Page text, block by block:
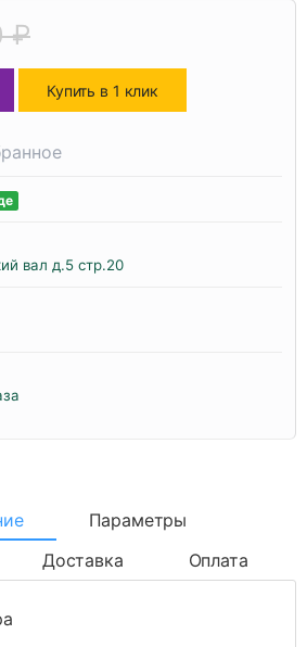
₽
Купить в 1 клик
вал д.5 стр.20
Параметры
Доставка Оплата